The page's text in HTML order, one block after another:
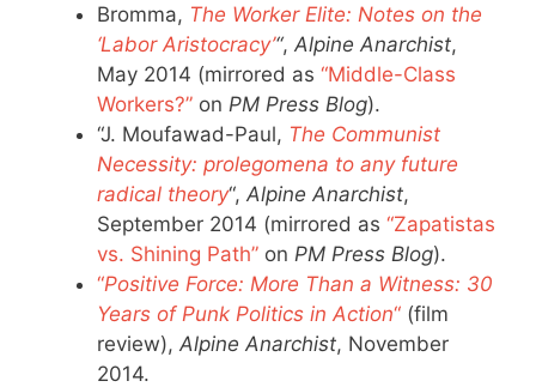
Bromma, The Worker Elite: Notes on the
‘Labor Aristocracy’“, Alpine Anarchist,
May 2014 (mirrored as “Middle-Class
Workers?” on PM Press Blog).
“J. Moufawad-Paul, The Communist
Necessity: prolegomena to any future
radical theory“, Alpine Anarchist,
September 2014 (mirrored as “Zapatistas
vs. Shining Path” on PM Press Blog).
“Positive Force: More Than a Witness: 30
Years of Punk Politics in Action“ (film
review), Alpine Anarchist, November
2014.